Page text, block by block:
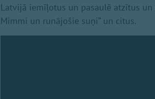
Latvijā iemīļotus un pasaulē atzītus un
Mimmi un runājošie suņi” un citus.